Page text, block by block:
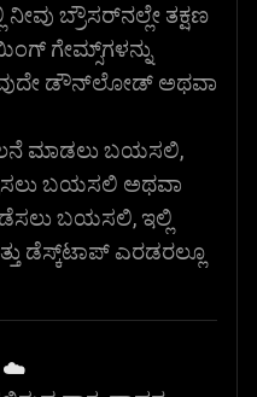
ಬ್ರೌಸರ್‌ನಲ್ಲೇ ತಕ್ಷಣ
ಗೇಮ್ಸ್‌ಗಳನ್ನು
ಡೌನ್‌ಲೋಡ್ ಅಥವಾ
ಮಾಡಲು ಬಯಸಲಿ,
ಬಯಸಲಿ ಅಥವಾ
ಬಯಸಲಿ, ಇಲ್ಲಿ
ಡೆಸ್ಕ್‌ಟಾಪ್ ಎರಡರಲ್ಲೂ
☁️